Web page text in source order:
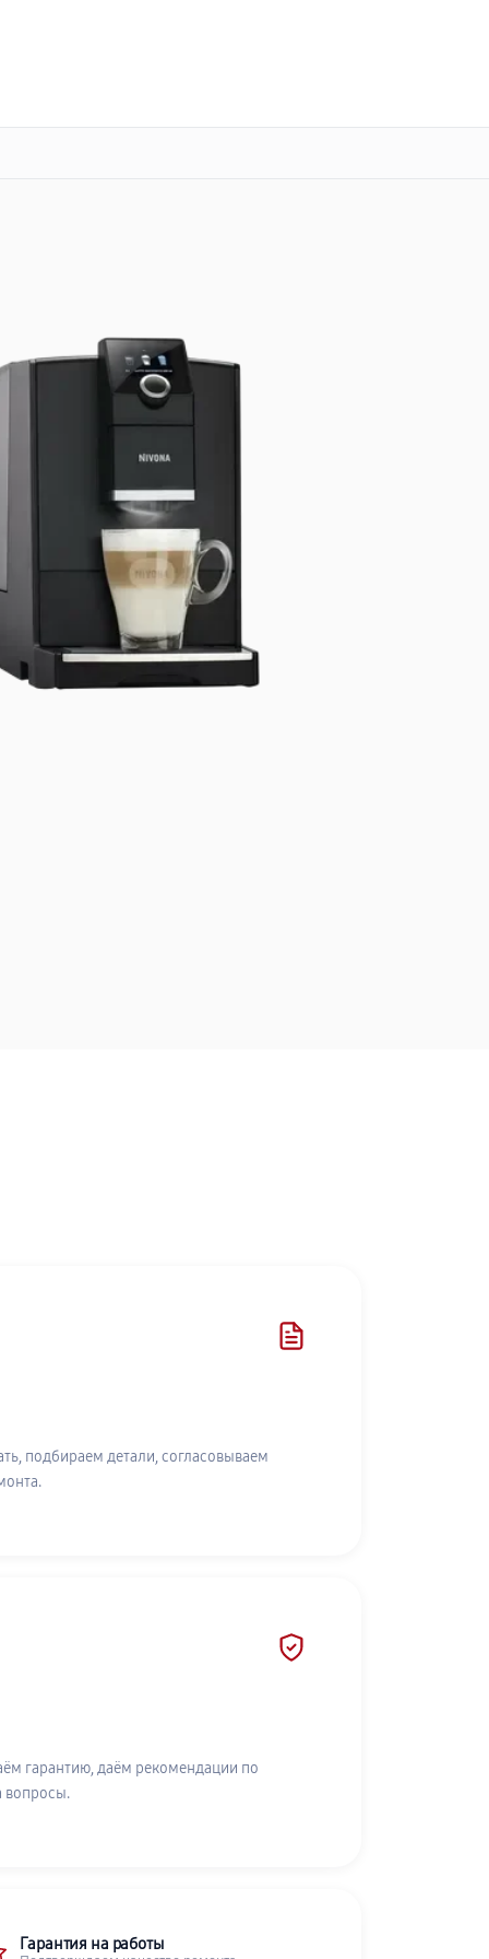
подбираем детали, согласовываем
гарантию, даём рекомендации по
вопросы.
Гарантия на работы